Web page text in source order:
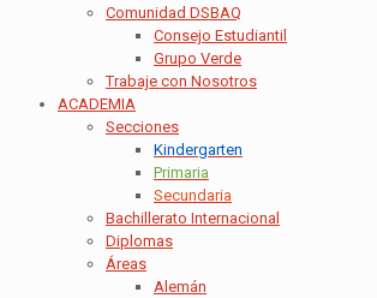
Comunidad DSBAQ
Consejo Estudiantil
Grupo Verde
Trabaje con Nosotros
ACADEMIA
Secciones
Kindergarten
Primaria
Secundaria
Bachillerato Internacional
Diplomas
Áreas
Alemán